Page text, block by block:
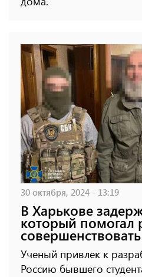
30 октября, 2024 - 13:19
В Харькове
который помогал
Ученый привлек к
Россию бывшего